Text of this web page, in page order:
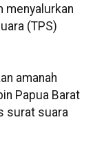
menyalurkan
(TPS)
amanah
Papua Barat
surat suara